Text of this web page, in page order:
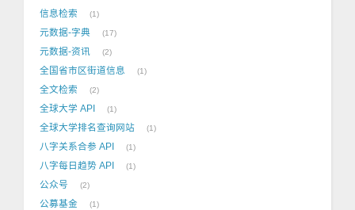
信息检索 1
元数据-字典 17
元数据-资讯 2
全国省市区街道信息 1
全文检索 2
全球大学 API 1
全球大学排名查询网站 1
八字关系合参 API 1
八字每日趋势 API 1
公众号 2
公募基金 1